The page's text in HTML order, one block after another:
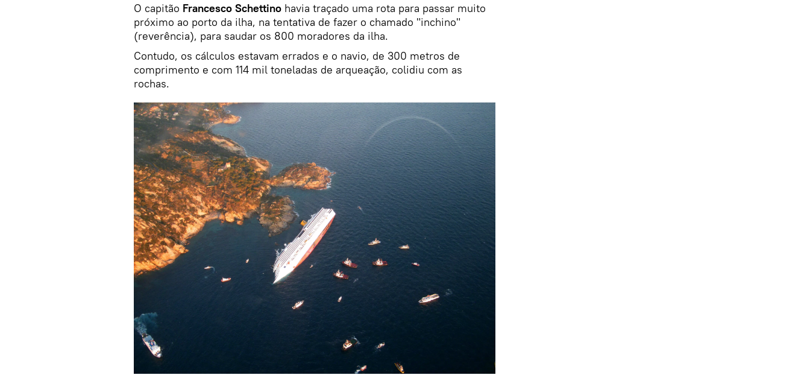
O capitão Francesco Schettino havia traçado uma rota para passar muito
próximo ao porto da ilha, na tentativa de fazer o chamado "inchino"
(reverência), para saudar os 800 moradores da ilha.
Contudo, os cálculos estavam errados e o navio, de 300 metros de
comprimento e com 114 mil toneladas de arqueação, colidiu com as
rochas.